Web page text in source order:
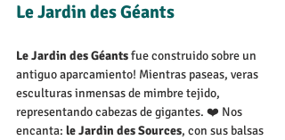
Le Jardin des Géants
Le Jardin des Géantsfue construido sobre un
antiguo aparcamiento! Mientras paseas, veras
esculturas inmensas de mimbre tejido,
representando cabezas de gigantes. ❤️ Nos
encanta: le Jardin des Sources, con sus balsas